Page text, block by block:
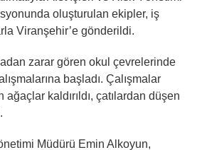
oluşturulan ekipler, iş
Viranşehir’e gönderildi.
zarar gören okul çevrelerinde
başladı. Çalışmalar
ağaçlar kaldırıldı, çatılardan düşen
Müdürü Emin Alkoyun,